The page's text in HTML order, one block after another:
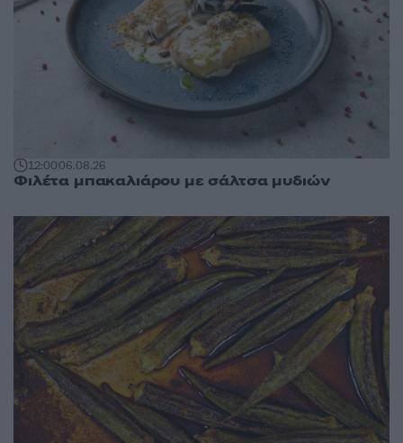
12:0006.08.26
Φιλέτα μπακαλιάρου με σάλτσα μυδιών